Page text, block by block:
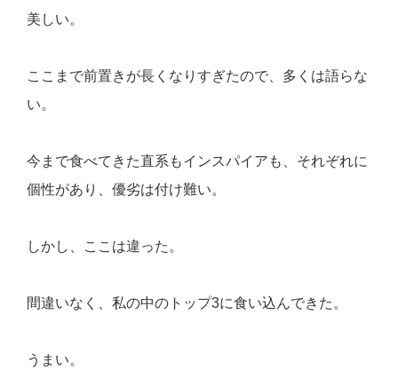
美しい。
ここまで前置きが長くなりすぎたので、多くは語らな
い。
今まで食べてきた直系もインスパイアも、それぞれに
個性があり、優劣は付け難い。
しかし、ここは違った。
間違いなく、私の中のトップ3に食い込んできた。
うまい。